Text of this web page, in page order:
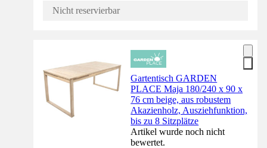
Nicht reservierbar
Gartentisch GARDEN
PLACE Maja 180/240 x 90 x
76 cm beige, aus robustem
Akazienholz, Ausziehfunktion,
bis zu 8 Sitzplätze
Artikel wurde noch nicht
bewertet.